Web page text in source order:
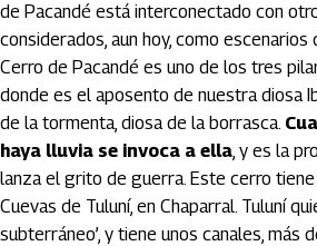
de Pacandé está interconectado con
considerados, aun hoy, como escenarios
Cerro de Pacandé es uno de los tres
donde es el aposento de nuestra diosa
de la tormenta, diosa de la borrasca.
haya lluvia se invoca a ella, y es la
lanza el grito de guerra. Este cerro tiene
Cuevas de Tuluní, en Chaparral. Tuluní
subterráneo’, y tiene unos canales, más